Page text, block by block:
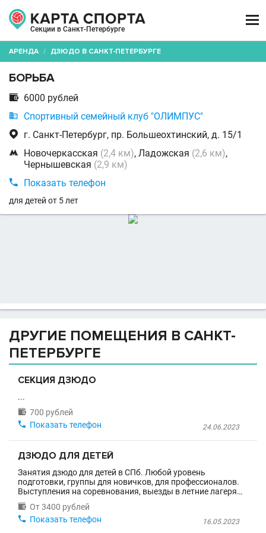
Секции в Санкт-Петербурге

АРЕНДА / ДЗЮДО В САНКТ-ПЕТЕРБУРГЕ
БОРЬБА
 6000 рублей
 Спортивный семейный клуб "ОЛИМПУС"
 г. Санкт-Петербург, пр. Большеохтинский, д. 15/1
 Новочеркасская (2,4 км), Ладожская (2,6 км),
Чернышевская (2,9 км)
 Показать телефон
для детей от 5 лет
ДРУГИЕ ПОМЕЩЕНИЯ В САНКТ-
ПЕТЕРБУРГЕ
СЕКЦИЯ ДЗЮДО
...
 700 рублей
24.06.2023
 Показать телефон
ДЗЮДО ДЛЯ ДЕТЕЙ
Занятия дзюдо для детей в СПб. Любой уровень
подготовки, группы для новичков, для профессионалов.
Выступления на соревнования, выезды в летние лагеря…
 От 3400 рублей
16.05.2023
 Показать телефон